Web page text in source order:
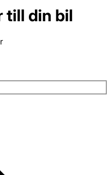
till din bil